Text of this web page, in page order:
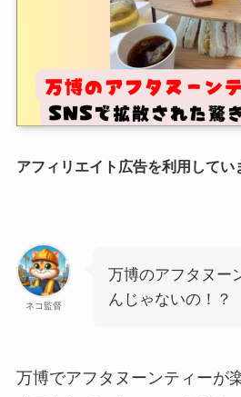
アフィリエイト広告を利用してい
ネコ監督
万博のアフタヌー
んじゃないの！？
万博でアフタヌーンティーが